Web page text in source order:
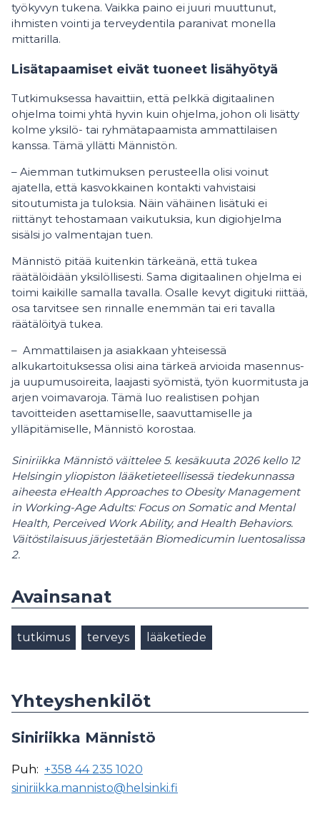
työkyvyn tukena. Vaikka paino ei juuri muuttunut,
ihmisten vointi ja terveydentila paranivat monella
mittarilla.
Lisätapaamiset eivät tuoneet lisähyötyä
Tutkimuksessa havaittiin, että pelkkä digitaalinen
ohjelma toimi yhtä hyvin kuin ohjelma, johon oli lisätty
kolme yksilö- tai ryhmätapaamista ammattilaisen
kanssa. Tämä yllätti Männistön.
– Aiemman tutkimuksen perusteella olisi voinut
ajatella, että kasvokkainen kontakti vahvistaisi
sitoutumista ja tuloksia. Näin vähäinen lisätuki ei
riittänyt tehostamaan vaikutuksia, kun digiohjelma
sisälsi jo valmentajan tuen.
Männistö pitää kuitenkin tärkeänä, että tukea
räätälöidään yksilöllisesti. Sama digitaalinen ohjelma ei
toimi kaikille samalla tavalla. Osalle kevyt digituki riittää,
osa tarvitsee sen rinnalle enemmän tai eri tavalla
räätälöityä tukea.
– Ammattilaisen ja asiakkaan yhteisessä
alkukartoituksessa olisi aina tärkeä arvioida masennus-
ja uupumusoireita, laajasti syömistä, työn kuormitusta ja
arjen voimavaroja. Tämä luo realistisen pohjan
tavoitteiden asettamiselle, saavuttamiselle ja
ylläpitämiselle, Männistö korostaa.
Siniriikka Männistö väittelee 5. kesäkuuta 2026 kello 12
Helsingin yliopiston lääketieteellisessä tiedekunnassa
aiheesta eHealth Approaches to Obesity Management
in Working-Age Adults: Focus on Somatic and Mental
Health, Perceived Work Ability, and Health Behaviors.
Väitöstilaisuus järjestetään Biomedicumin luentosalissa
2.
Avainsanat
tutkimus terveys lääketiede
Yhteyshenkilöt
Siniriikka Männistö
Puh: +358 44 235 1020
siniriikka.mannisto@helsinki.fi